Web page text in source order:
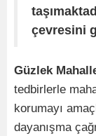
çevresini
Güzlek
tedbirlerle
korumayı
dayanışma